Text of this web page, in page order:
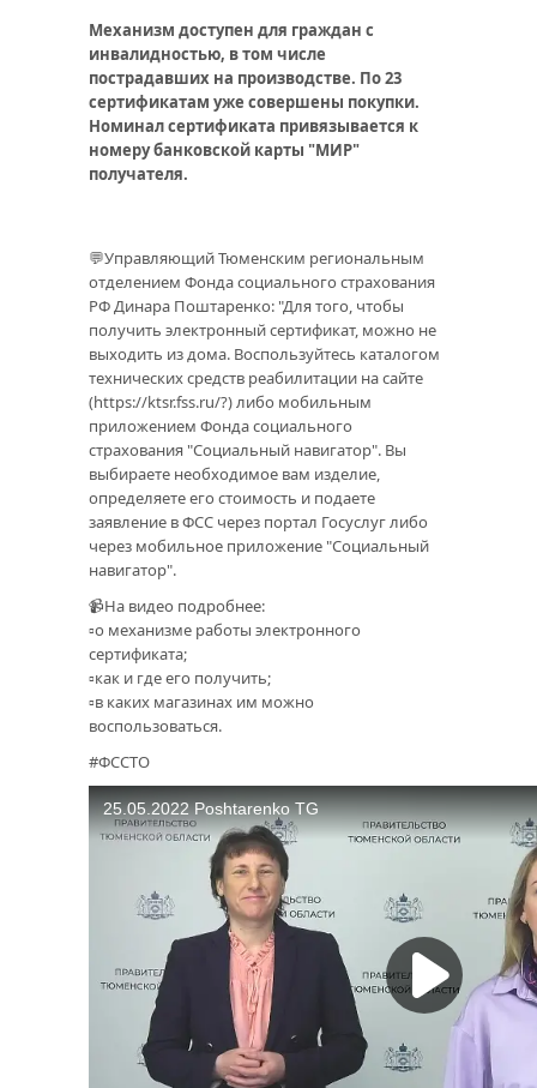
Механизм доступен для граждан с
инвалидностью, в том числе
пострадавших на производстве. По 23
сертификатам уже совершены покупки.
Номинал сертификата привязывается к
номеру банковской карты "МИР"
получателя.
💬Управляющий Тюменским региональным
отделением Фонда социального страхования
РФ Динара Поштаренко: "Для того, чтобы
получить электронный сертификат, можно не
выходить из дома. Воспользуйтесь каталогом
технических средств реабилитации на сайте
(https://ktsr.fss.ru/?) либо мобильным
приложением Фонда социального
страхования "Социальный навигатор". Вы
выбираете необходимое вам изделие,
определяете его стоимость и подаете
заявление в ФСС через портал Госуслуг либо
через мобильное приложение "Социальный
навигатор".
📹На видео подробнее:
▫️о механизме работы электронного
сертификата;
▫️как и где его получить;
▫️в каких магазинах им можно
воспользоваться.
#ФССТО